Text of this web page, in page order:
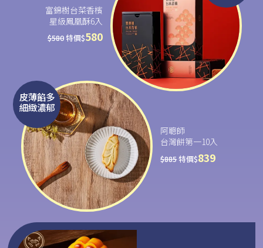
富錦樹台菜香檳
星級鳳凰酥6入
$580特價$580
皮薄餡多
細緻濃郁
阿聰師
台灣餅第一10入
$885特價$839